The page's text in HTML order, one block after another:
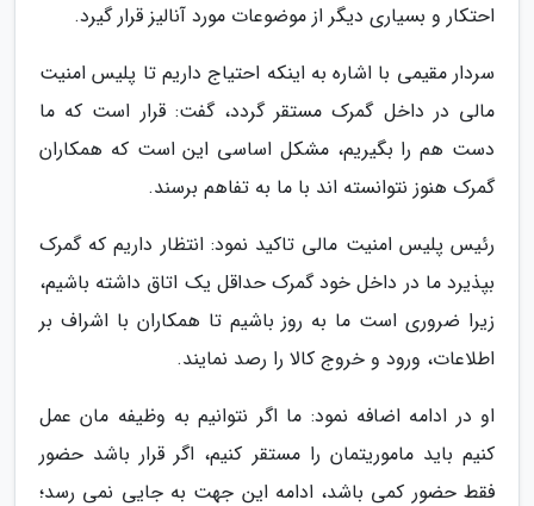
احتکار و بسیاری دیگر از موضوعات مورد آنالیز قرار گیرد.
سردار مقیمی با اشاره به اینکه احتیاج داریم تا پلیس امنیت
مالی در داخل گمرک مستقر گردد، گفت: قرار است که ما
دست هم را بگیریم، مشکل اساسی این است که همکاران
گمرک هنوز نتوانسته اند با ما به تفاهم برسند.
رئیس پلیس امنیت مالی تاکید نمود: انتظار داریم که گمرک
بپذیرد ما در داخل خود گمرک حداقل یک اتاق داشته باشیم،
زیرا ضروری است ما به روز باشیم تا همکاران با اشراف بر
اطلاعات، ورود و خروج کالا را رصد نمایند.
او در ادامه اضافه نمود: ما اگر نتوانیم به وظیفه مان عمل
کنیم باید ماموریتمان را مستقر کنیم، اگر قرار باشد حضور
فقط حضور کمی باشد، ادامه این جهت به جایی نمی رسد؛